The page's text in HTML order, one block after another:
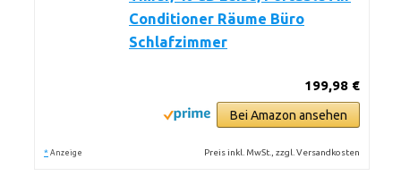
Conditioner Räume Büro
Schlafzimmer
199,98 €
Bei Amazon ansehen
* Anzeige Preis inkl. MwSt., zzgl. Versandkosten